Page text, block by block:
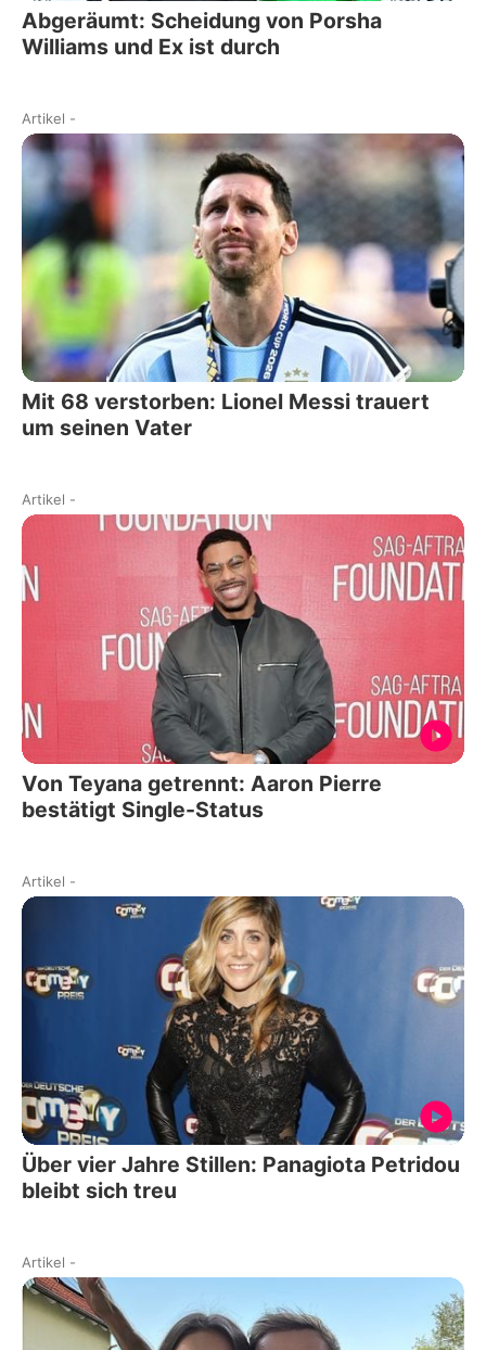
Abgeräumt: Scheidung von Porsha
Williams und Ex ist durch
Artikel -
Mit 68 verstorben: Lionel Messi trauert
um seinen Vater
Artikel -
Von Teyana getrennt: Aaron Pierre
bestätigt Single-Status
Artikel -
Über vier Jahre Stillen: Panagiota Petridou
bleibt sich treu
Artikel -